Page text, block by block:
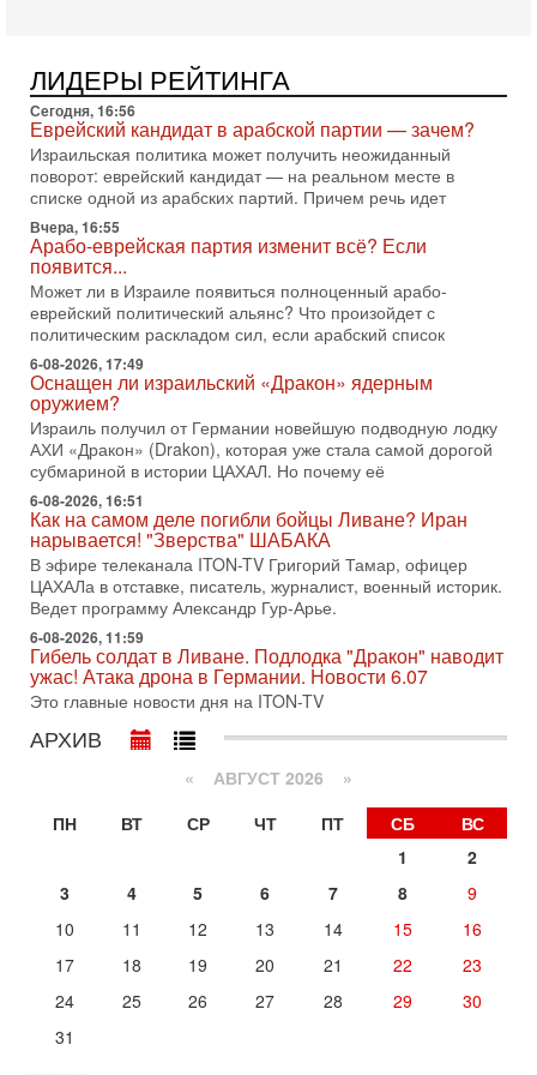
02/08/2026
Президент США Дональд Трамп сегодня заявил об отмене
подготовленного удара по Ирану после обращений
Тегерана и других стран региона. По его словам,
1-08-2026, 17:50
«Русский голос» Израиля: кто заберет его на этот
раз?
Голоса русскоязычных репатриантов не раз кардинально
меняли политический ландшафт Израиля. Достаточно
вспомнить взлет партии «Исраэль ба-алия», когда
31-07-2026, 17:00
Тайны закрытых дверей: о чём на самом деле
молчат Трамп и Нетаньяху?
Недавний визит премьер-министра Израиля Биньямина
Нетаньяху в США и его встреча с Дональдом Трампом
оставили больше вопросов, чем ответов. Полная
31-07-2026, 15:18
Иран готовит покушение на Нетаниягу! Трамп не
хочет эскалации, но КСИР готовит взрыв!
В эфире телеканала ITON-TV СЕРГЕЙ МИГДАЛЬ, эксперт
по вопросам безопасности, офицер запаса
Международного управления полиции Израиля, автор
31-07-2026, 09:02
Битва за разоружение ХАМАСа - НОВОСТИ
31/07/2026
Сегодня президент США Дональд Трамп заявил о
достижении исторического соглашения о полном
разоружении ХАМАСа и других вооруженных группировок в
30-07-2026, 17:59
Иран доведет Трампа до крайних мер? Разбор и
оценка от военного обозревателя Давида Шарпа
Ситуация вокруг противостояния Ирана и США накаляется
с каждым днем. Почему Трамп в самый последний момент
отменил решение о нанесении тяжелых ударов
Покупатель авиакомпании «Аркия» намерен
запретить полеты по субботам!
Вокруг возможной продажи авиакомпании «Аркия»
разгорается громкий конфликт.
Сегодня, 16:56
Израильская политика может получить неожиданный
ЛИДЕРЫ РЕЙТИНГА
Сегодня, 16:56
Еврейский кандидат в арабской партии — зачем?
Израильская политика может получить неожиданный
поворот: еврейский кандидат — на реальном месте в
списке одной из арабских партий. Причем речь идет
Вчера, 16:55
Арабо-еврейская партия изменит всё? Если
появится...
Может ли в Израиле появиться полноценный арабо-
еврейский политический альянс? Что произойдет с
политическим раскладом сил, если арабский список
6-08-2026, 17:49
Оснащен ли израильский «Дракон» ядерным
оружием?
Израиль получил от Германии новейшую подводную лодку
АХИ «Дракон» (Drakon), которая уже стала самой дорогой
субмариной в истории ЦАХАЛ. Но почему её
6-08-2026, 16:51
Как на самом деле погибли бойцы Ливане? Иран
нарывается! "Зверства" ШАБАКА
В эфире телеканала ITON-TV Григорий Тамар, офицер
ЦАХАЛа в отставке, писатель, журналист, военный историк.
Ведет программу Александр Гур-Арье.
6-08-2026, 11:59
Гибель солдат в Ливане. Подлодка "Дракон" наводит
ужас! Атака дрона в Германии. Новости 6.07
Это главные новости дня на ITON-TV
АРХИВ
« АВГУСТ 2026 »
ПН
ВТ СР ЧТ ПТ СБ
ВС
1
2
3
4 5 6 7 8
9
10
11 12 13 14 15
16
17
18 19 20 21 22
23
24
25 26 27 28 29
30
31